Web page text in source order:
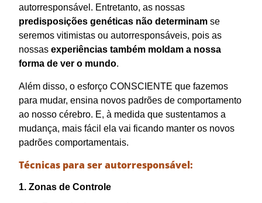
autorresponsável. Entretanto, as nossas
predisposições genéticas não determinam se
seremos vitimistas ou autorresponsáveis, pois as
nossas experiências também moldam a nossa
forma de ver o mundo.
Além disso, o esforço CONSCIENTE que fazemos
para mudar, ensina novos padrões de comportamento
ao nosso cérebro. E, à medida que sustentamos a
mudança, mais fácil ela vai ficando manter os novos
padrões comportamentais.
Técnicas para ser autorresponsável:
1. Zonas de Controle